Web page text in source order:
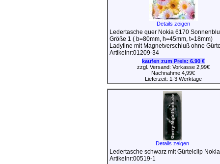
Details zeigen
Ledertasche quer Nokia 6170
Größe 1 ( b=80mm, h=45mm, t=18mm)
Ladyline mit Magnetverschluß ohne
Artikelnr:01209-34
kaufen zum Preis: 6.90 €
zzgl. Versand: Vorkasse 2,99€
Nachnahme 4,99€
Lieferzeit: 1-3 Werktage
Details zeigen
Ledertasche schwarz mit Gürtelclip
Artikelnr:00519-1